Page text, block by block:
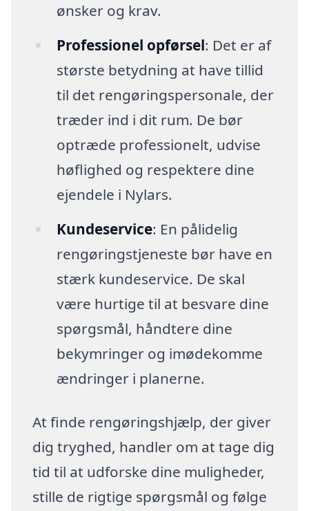
ønsker og krav.
Professionel opførsel: Det er af
største betydning at have tillid
til det rengøringspersonale, der
træder ind i dit rum. De bør
optræde professionelt, udvise
høflighed og respektere dine
ejendele i Nylars.
Kundeservice: En pålidelig
rengøringstjeneste bør have en
stærk kundeservice. De skal
være hurtige til at besvare dine
spørgsmål, håndtere dine
bekymringer og imødekomme
ændringer i planerne.
At finde rengøringshjælp, der giver
dig tryghed, handler om at tage dig
tid til at udforske dine muligheder,
stille de rigtige spørgsmål og følge